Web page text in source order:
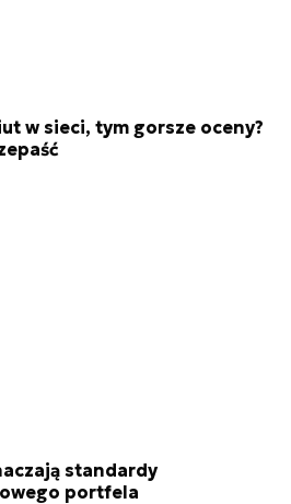
w sieci, tym gorsze oceny?
standardy
portfela